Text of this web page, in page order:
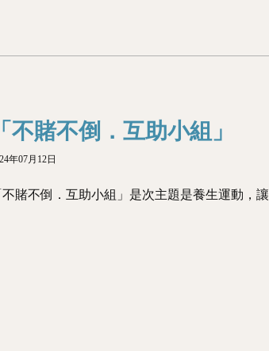
「不賭不倒．互助小組」
年07月12日
不賭不倒．互助小組」是次主題是養生運動，